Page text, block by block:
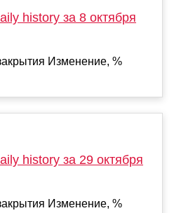
history за 8 октября
Изменение, %
history за 29 октября
Изменение, %